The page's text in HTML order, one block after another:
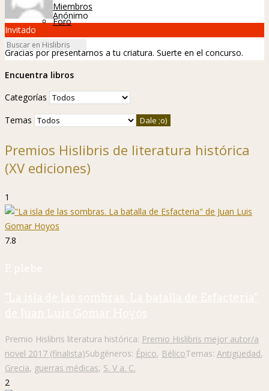
Miembros
Foro
Anónimo
Invitado
Gracias por presentarnos a tu criatura. Suerte en el concurso.
Encuentra libros
Categorías
Temas
Premios Hislibris de literatura histórica
(XV ediciones)
1
7.8
P. plebe
"La isla de las sombras. La batalla de Esfacteria"
de Juan Luis Gomar Hoyos
Premio Hislibris literatura histórica: Premio Hislibris mejor autor/a
novel 2017 (finalista)Subgéneros: Épico, BélicoTemas: Antigüedad,
Grecia, guerras médicas, S. V a. C.
2